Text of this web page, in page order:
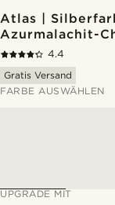
Atlas |
Azurmalachit-
4.4
Gratis Versand
FARBE AUSWÄHLEN
UPGRADE MIT